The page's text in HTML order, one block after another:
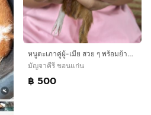
หนูตะเภาคู่ผู้-เมีย สวย ๆ พร้อมย้ายบ้านค่ะ
มัญจาคีรี ขอนแก่น
฿ 500